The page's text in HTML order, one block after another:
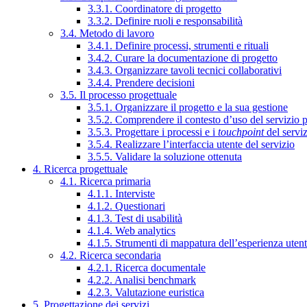
3.3.1. Coordinatore di progetto
3.3.2. Definire ruoli e responsabilità
3.4. Metodo di lavoro
3.4.1. Definire processi, strumenti e rituali
3.4.2. Curare la documentazione di progetto
3.4.3. Organizzare tavoli tecnici collaborativi
3.4.4. Prendere decisioni
3.5. Il processo progettuale
3.5.1. Organizzare il progetto e la sua gestione
3.5.2. Comprendere il contesto d’uso del servizio
3.5.3. Progettare i processi e i touchpointdel
3.5.4. Realizzare l’interfaccia utente del servizio
3.5.5. Validare la soluzione ottenuta
4. Ricerca progettuale
4.1. Ricerca primaria
4.1.1. Interviste
4.1.2. Questionari
4.1.3. Test di usabilità
4.1.4. Web analytics
4.1.5. Strumenti di mappatura dell’esperienza
4.2. Ricerca secondaria
4.2.1. Ricerca documentale
4.2.2. Analisi benchmark
4.2.3. Valutazione euristica
5. Progettazione dei servizi